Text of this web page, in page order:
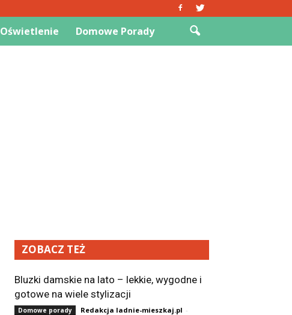
Oświetlenie Domowe Porady
ZOBACZ TEŻ
Bluzki damskie na lato – lekkie, wygodne i
gotowe na wiele stylizacji
Domowe porady Redakcja ladnie-mieszkaj.pl -